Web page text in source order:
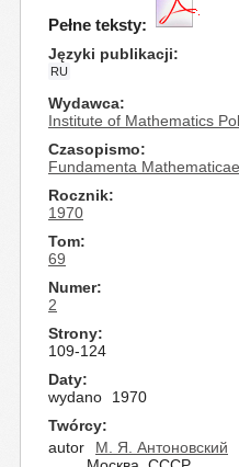
Pełne teksty:
Języki publikacji
RU
Wydawca
Institute of Mathematics
Czasopismo
Fundamenta Mathematicae
Rocznik
1970
Tom
69
Numer
2
Strony
109-124
Daty
wydano
1970
Twórcy
autor
М. Я. Антоновский